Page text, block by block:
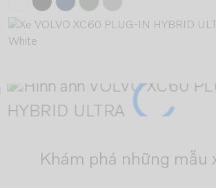
Khám phá những mẫu